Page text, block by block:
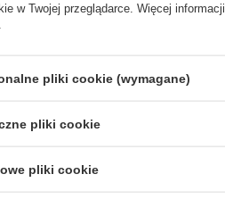
i zbudowany przezMilwaukee® daje
zaawansowane
siłę, do 2x więcej czasu
narzędzia i zapewnia
wszechstronności.
13 mm).
M12 DE.
i oświetlenie diodowe.
akumulatorami
w Twojej przeglądarce. Więcej
pliki cookie (wymagane)
pliki cookie
pliki cookie